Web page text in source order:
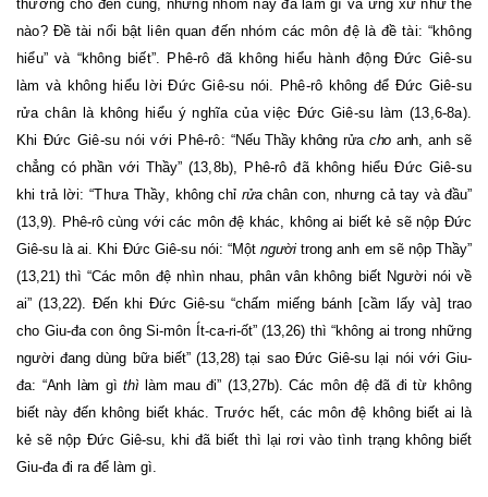
thương cho đến cùng, nhưng nhóm này đã làm gì và ứng xử như thế
nào? Đề tài nổi bật liên quan đến nhóm các môn đệ là đề tài: “không
hiểu” và “không biết”. Phê-rô đã không hiểu hành động Đức Giê-su
làm và không hiểu lời Đức Giê-su nói. Phê-rô không để Đức Giê-su
rửa chân là không hiểu ý nghĩa của việc Đức Giê-su làm (13,6-8a).
Khi Đức Giê-su nói với Phê-rô: “Nếu Thầy không rửa cho anh, anh sẽ
chẳng có phần với Thầy” (13,8b), Phê-rô đã không hiểu Đức Giê-su
khi trả lời: “Thưa Thầy, không chỉ rửa chân con, nhưng cả tay và đầu”
(13,9). Phê-rô cùng với các môn đệ khác, không ai biết kẻ sẽ nộp Đức
Giê-su là ai. Khi Đức Giê-su nói: “Mộtngườitrong anh em sẽ nộp Thầy”
(13,21) thì “Các môn đệ nhìn nhau, phân vân không biết Người nói về
ai” (13,22). Đến khi Đức Giê-su “chấm miếng bánh [cầm lấy và] trao
cho Giu-đa con ông Si-môn Ít-ca-ri-ốt” (13,26) thì “không ai trong những
người đang dùng bữa biết” (13,28) tại sao Đức Giê-su lại nói với Giu-
đa: “Anh làm gìthìlàm mau đi” (13,27b). Các môn đệ đã đi từ không
biết này đến không biết khác. Trước hết, các môn đệ không biết ai là
kẻ sẽ nộp Đức Giê-su, khi đã biết thì lại rơi vào tình trạng không biết
Giu-đa đi ra để làm gì.